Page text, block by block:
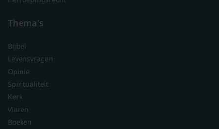
Thema's
Bijbel
Levensvragen
Opinie
Spiritualiteit
Kerk
Vieren
Boeken